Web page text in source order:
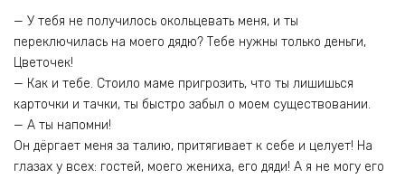
— У тебя не получилось окольцевать меня, и ты
переключилась на моего дядю? Тебе нужны только деньги,
Цветочек!
— Как и тебе. Стоило маме пригрозить, что ты лишишься
карточки и тачки, ты быстро забыл о моем существовании.
— А ты напомни!
Он дёргает меня за талию, притягивает к себе и целует! На
глазах у всех: гостей, моего жениха, его дяди! А я не могу его